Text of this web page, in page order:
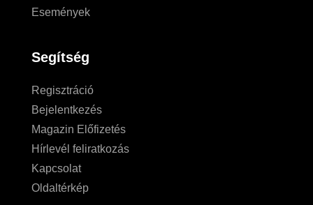
Események
Segítség
Regisztráció
Bejelentkezés
Magazin Előfizetés
Hírlevél feliratkozás
Kapcsolat
Oldaltérkép